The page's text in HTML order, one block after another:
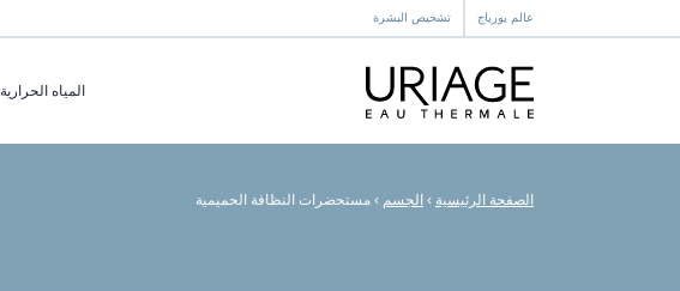
عالم يورياج تشخيص البشرة
المياه الحرارية
الصفحة الرئيسية › الجسم › مستحضرات النظافة الحميمية